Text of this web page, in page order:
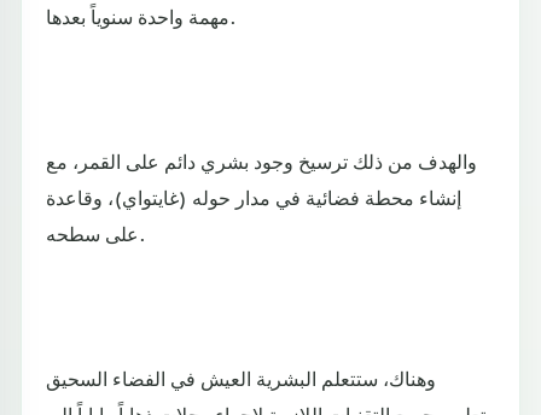
مهمة واحدة سنوياً بعدها.
والهدف من ذلك ترسيخ وجود بشري دائم على القمر، مع
إنشاء محطة فضائية في مدار حوله (غايتواي)، وقاعدة
على سطحه.
وهناك، ستتعلم البشرية العيش في الفضاء السحيق